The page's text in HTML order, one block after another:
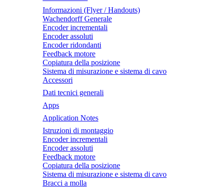
Informazioni (Flyer / Handouts)
Wachendorff Generale
Encoder incrementali
Encoder assoluti
Encoder ridondanti
Feedback motore
Copiatura della posizione
Sistema di misurazione e sistema di cavo
Accessori
Dati tecnici generali
Apps
Application Notes
Istruzioni di montaggio
Encoder incrementali
Encoder assoluti
Feedback motore
Copiatura della posizione
Sistema di misurazione e sistema di cavo
Bracci a molla